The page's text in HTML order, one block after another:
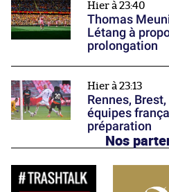
Hier à 23:40
Thomas
Létang à
prolongation
Hier à 23:13
Rennes,
équipes
préparation
Nos